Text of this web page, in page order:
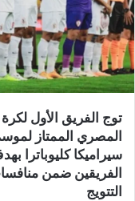
توج الفريق الأول
سيراميكا كليوباترا
الفريقين ضمن
التتويج